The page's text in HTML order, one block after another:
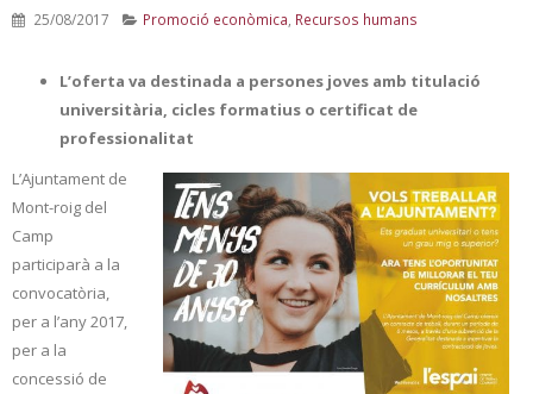
25/08/2017 Promoció econòmica Recursos humans
L’oferta va destinada a persones joves amb titulació
universitària, cicles formatius o certificat de
professionalitat
L’Ajuntament de
Mont-roig del
Camp
participarà a la
convocatòria,
per a l’any 2017,
per a la
concessió de